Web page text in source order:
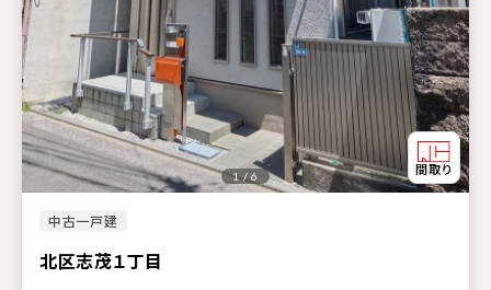
中古一戸建
北区志茂１丁目
1 / 6